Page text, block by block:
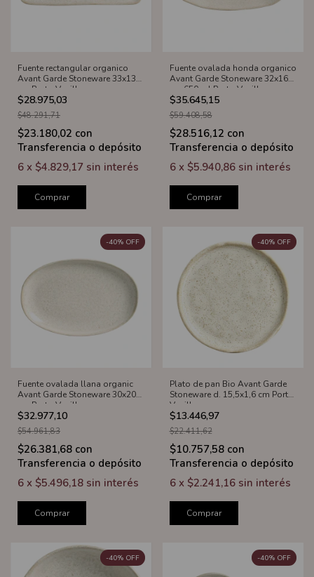
Fuente rectangular organico
Avant Garde Stoneware 33x13
cm Porto Vanilla
$28.975,03
$48.291,71
$23.180,02 con
Transferencia o depósito
6 x $4.829,17 sin interés
Comprar
Fuente ovalada honda organico
Avant Garde Stoneware 32x16
cm 650 ml Porto Vanilla
$35.645,15
$59.408,58
$28.516,12 con
Transferencia o depósito
6 x $5.940,86 sin interés
Comprar
Fuente ovalada llana organic
Avant Garde Stoneware 30x20
cm Porto Vanilla
$32.977,10
-40% OFF
$54.961,83
$26.381,68 con
Transferencia o depósito
6 x $5.496,18 sin interés
Comprar
Plato de pan Bio Avant Garde
Stoneware d. 15,5x1,6 cm Porto
Vanilla
$13.446,97
-40% OFF
$22.411,62
$10.757,58 con
Transferencia o depósito
6 x $2.241,16 sin interés
Comprar
-40% OFF -40% OFF